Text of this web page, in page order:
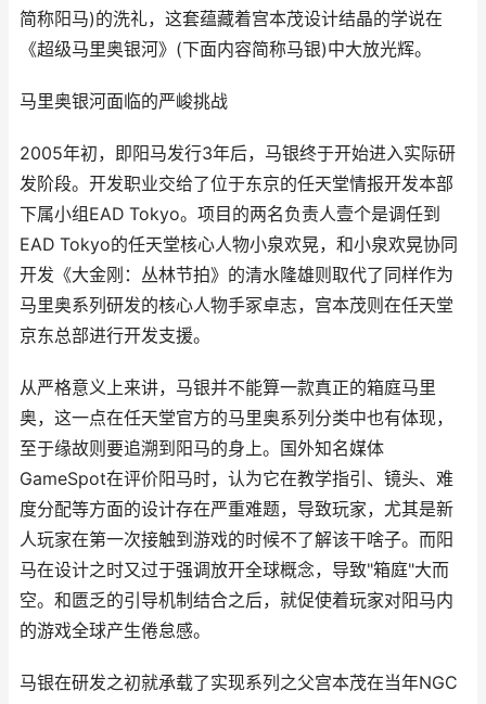
简称阳马)的洗礼，这套蕴藏着宫本茂设计结晶的学说在
《超级马里奥银河》(下面内容简称马银)中大放光辉。
马里奥银河面临的严峻挑战
2005年初，即阳马发行3年后，马银终于开始进入实际研
发阶段。开发职业交给了位于东京的任天堂情报开发本部
下属小组EAD Tokyo。项目的两名负责人壹个是调任到
EAD Tokyo的任天堂核心人物小泉欢晃，和小泉欢晃协同
开发《大金刚：丛林节拍》的清水隆雄则取代了同样作为
马里奥系列研发的核心人物手冢卓志，宫本茂则在任天堂
京东总部进行开发支援。
从严格意义上来讲，马银并不能算一款真正的箱庭马里
奥，这一点在任天堂官方的马里奥系列分类中也有体现，
至于缘故则要追溯到阳马的身上。国外知名媒体
GameSpot在评价阳马时，认为它在教学指引、镜头、难
度分配等方面的设计存在严重难题，导致玩家，尤其是新
人玩家在第一次接触到游戏的时候不了解该干啥子。而阳
马在设计之时又过于强调放开全球概念，导致"箱庭"大而
空。和匮乏的引导机制结合之后，就促使着玩家对阳马内
的游戏全球产生倦怠感。
马银在研发之初就承载了实现系列之父宫本茂在当年NGC